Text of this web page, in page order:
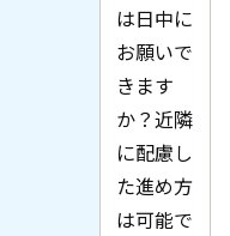
は日中に
お願いで
きます
か？近隣
に配慮し
た進め方
は可能で